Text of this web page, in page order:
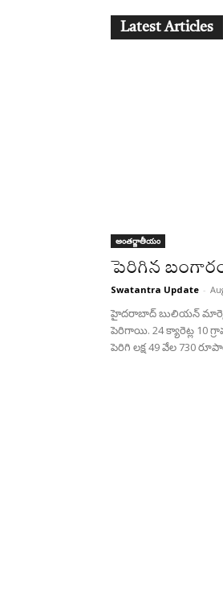
Latest Articles
అంతర్జాతీయం
పెరిగిన
Swatantra Update -
హైదరాబాద్ బులియన్‌
పెరిగాయి. 24 క్యారెట్ల 10
పెరిగి లక్ష 49 వేల 730